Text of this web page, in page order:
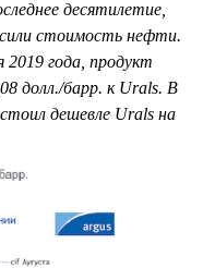
десятилетие,
стоимость нефти.
2019 года, продукт
долл./барр. к Urals. В
дешевле Urals на